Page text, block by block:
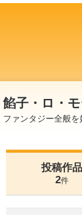
餡子・ロ・
ファンタジー全般を
投稿作品
2件